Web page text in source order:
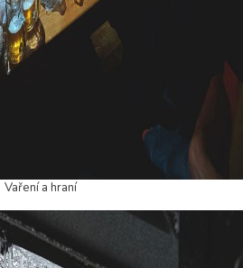
Vaření a hraní